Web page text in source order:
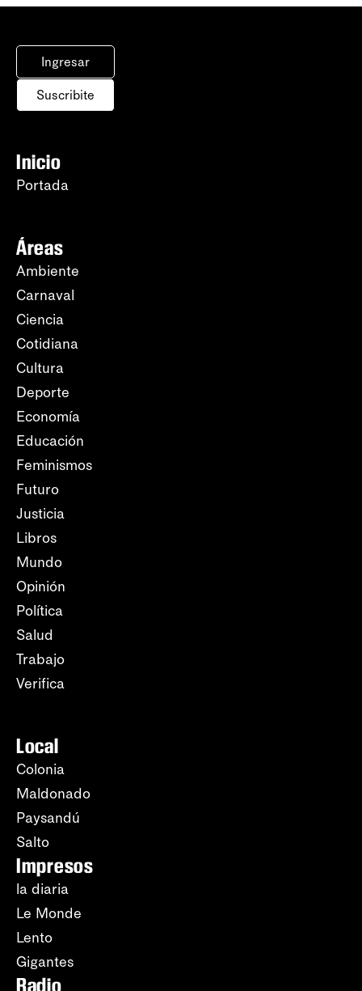
Ingresar
Suscribite
Inicio
Portada
Áreas
Ambiente
Carnaval
Ciencia
Cotidiana
Cultura
Deporte
Economía
Educación
Feminismos
Futuro
Justicia
Libros
Mundo
Opinión
Política
Salud
Trabajo
Verifica
Local
Colonia
Maldonado
Paysandú
Salto
Impresos
la diaria
Le Monde
Lento
Gigantes
Radio